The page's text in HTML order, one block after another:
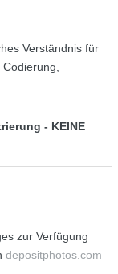
Verständnis für
- KEINE
zur Verfügung
depositphotos.com